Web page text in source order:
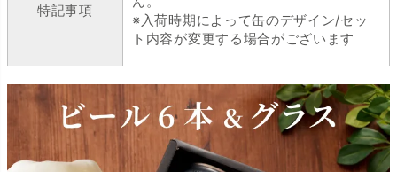
特記事項
※入荷時期によって缶のデザイン/セッ
ト内容が変更する場合がございます